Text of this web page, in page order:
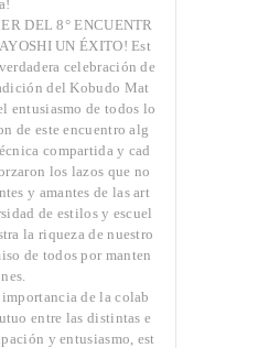
DEL 8° ENCUENTR
UN ÉXITO! Est
celebración de
del Kobudo Mat
entusiasmo de todos lo
de este encuentro alg
compartida y cad
los lazos que no
y amantes de las art
de estilos y escuel
la riqueza de nuestro
de todos por manten
importancia de la colab
entre las distintas e
y entusiasmo, est